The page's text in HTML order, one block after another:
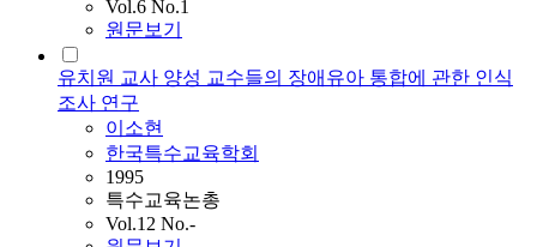
Vol.6 No.1
원문보기
유치원 교사 양성 교수들의 장애유아 통합에 관한 인식
조사 연구
이소현
한국특수교육학회
1995
특수교육논총
Vol.12 No.-